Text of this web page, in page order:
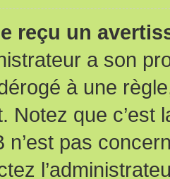
reçu un
a son
à une
Notez que c’est
n’est pas